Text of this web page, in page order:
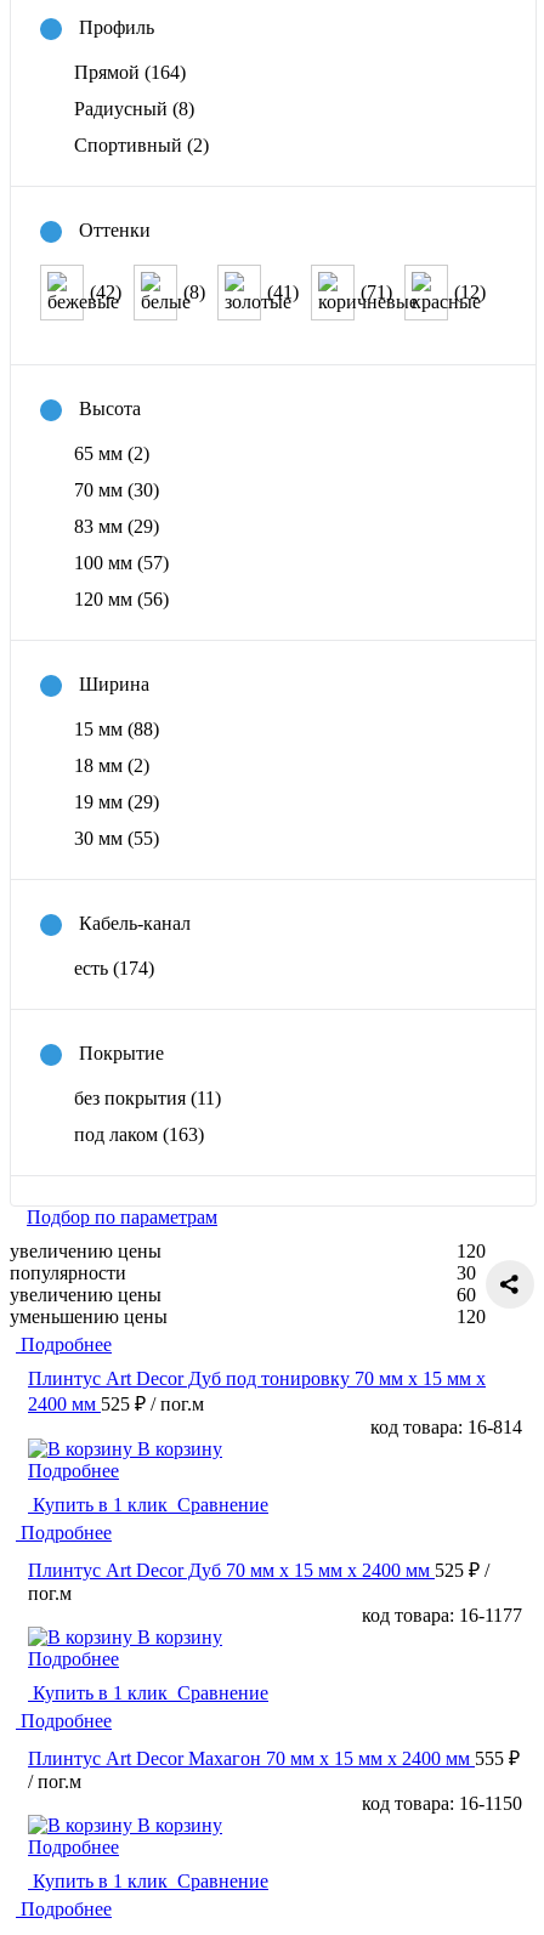
Профиль
Прямой (164)
Радиусный (8)
Спортивный (2)
Оттенки
(42) (8) (41) (71) (12)
Высота
65 мм (2)
70 мм (30)
83 мм (29)
100 мм (57)
120 мм (56)
Ширина
15 мм (88)
18 мм (2)
19 мм (29)
30 мм (55)
Кабель-канал
есть (174)
Покрытие
без покрытия (11)
под лаком (163)
Подбор по параметрам
увеличению цены
популярности
увеличению цены
уменьшению цены
120
30
60
120
Подробнее
Плинтус Art Decor Дуб под тонировку 70 мм х 15 мм х
2400 мм 525 ₽ / пог.м
код товара: 16-814
В корзину
Подробнее
Купить в 1 клик Сравнение
Подробнее
Плинтус Art Decor Дуб 70 мм х 15 мм х 2400 мм 525 ₽ /
пог.м
код товара: 16-1177
В корзину
Подробнее
Купить в 1 клик Сравнение
Подробнее
Плинтус Art Decor Махагон 70 мм х 15 мм х 2400 мм 555 ₽
/ пог.м
код товара: 16-1150
В корзину
Подробнее
Купить в 1 клик Сравнение
Подробнее